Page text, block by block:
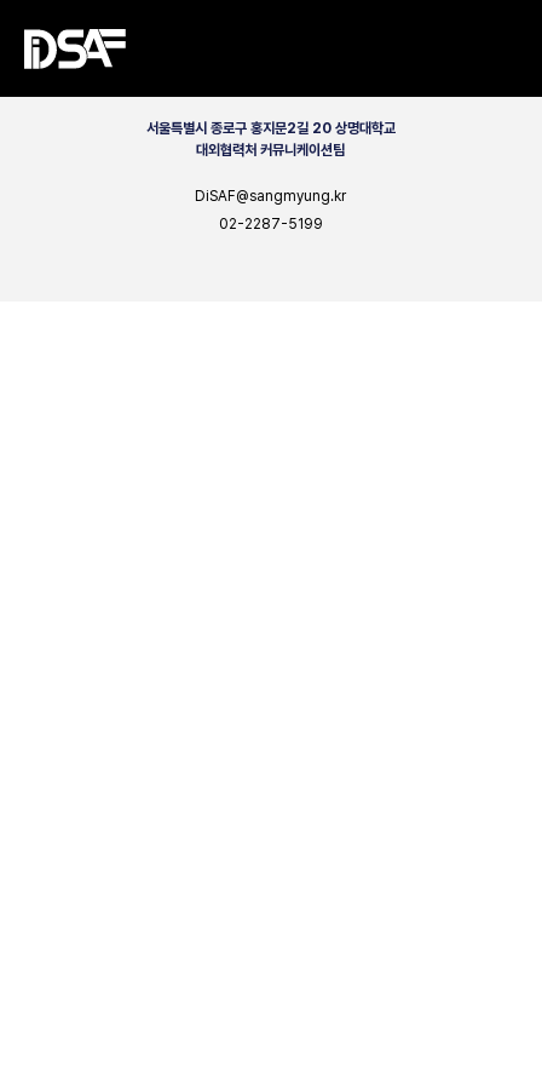
서울특별시 종로구 홍지문2길 20 상명대학교
대외협력처 커뮤니케이션팀
DiSAF@sangmyung.kr
02-2287-5199